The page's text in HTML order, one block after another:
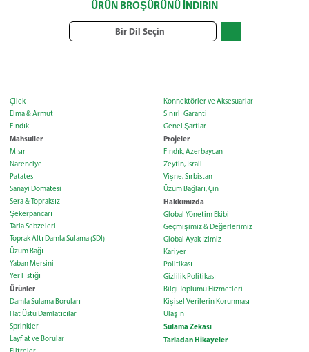
ÜRÜN BROŞÜRÜNÜ İNDIRIN
Bir Dil Seçin
Çilek
Elma & Armut
Fındık
Mahsuller
Mısır
Narenciye
Patates
Sanayi Domatesi
Sera & Topraksız
Şekerpancarı
Tarla Sebzeleri
Toprak Altı Damla Sulama (SDI)
Üzüm Bağı
Yaban Mersini
Yer Fıstığı
Ürünler
Damla Sulama Boruları
Hat Üstü Damlatıcılar
Sprinkler
Layflat ve Borular
Konnektörler ve Aksesuarlar
Sınırlı Garanti
Genel Şartlar
Projeler
Fındık, Azerbaycan
Zeytin, İsrail
Vişne, Sırbistan
Üzüm Bağları, Çin
Hakkımızda
Global Yönetim Ekibi
Geçmişimiz & Değerlerimiz
Global Ayak İzimiz
Kariyer
Politikası
Gizlilik Politikası
Bilgi Toplumu Hizmetleri
Kişisel Verilerin Korunması
Ulaşın
Sulama Zekası
Tarladan Hikayeler